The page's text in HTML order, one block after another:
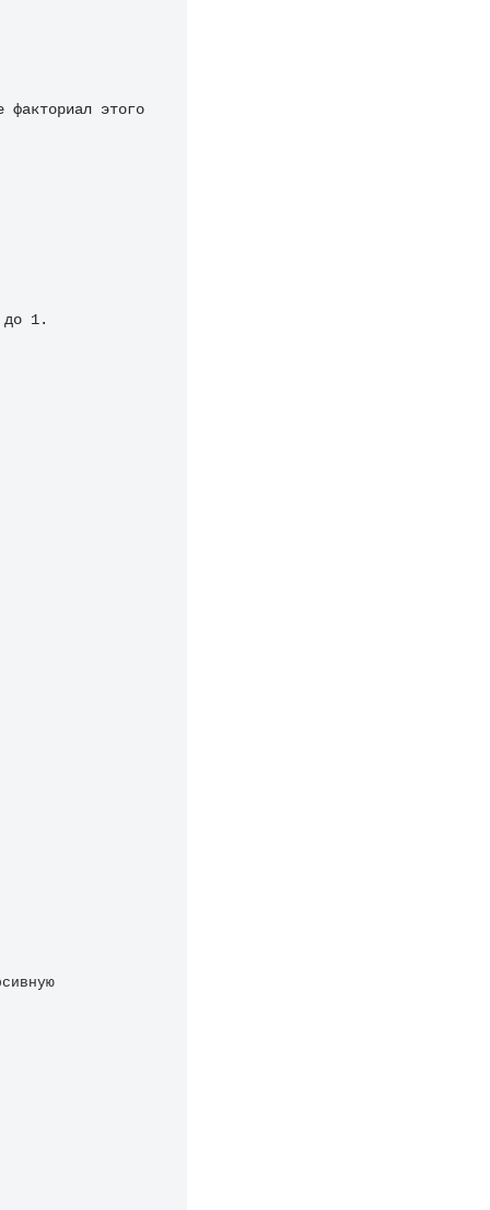
факториал этого
до 1.